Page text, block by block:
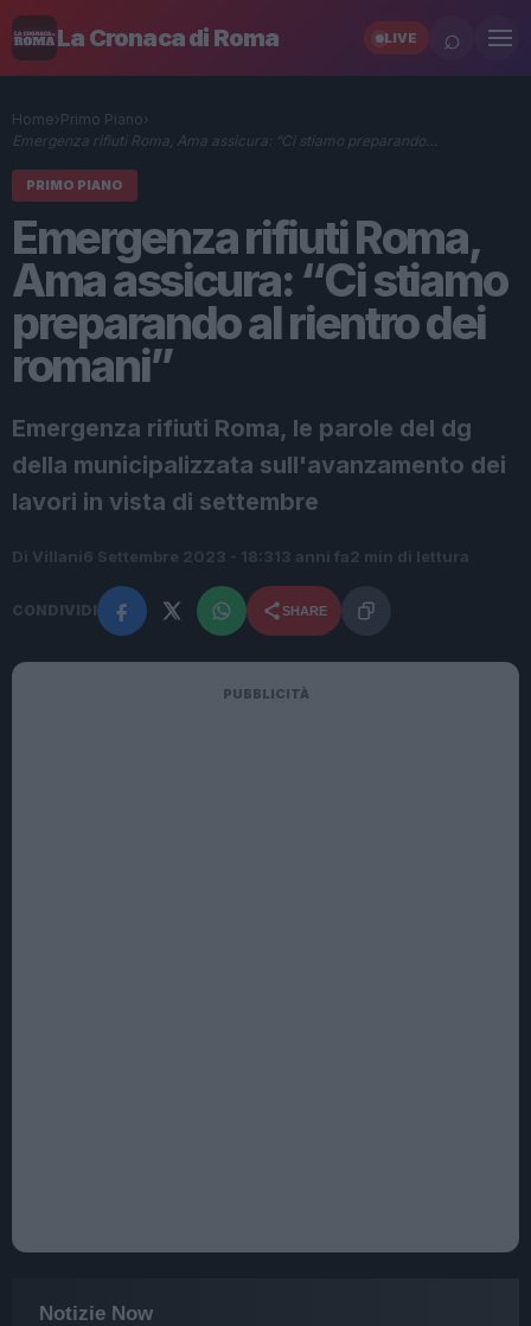
La Cronaca di Roma LIVE ⌕
Home› Primo Piano›
Emergenza rifiuti Roma, Ama assicura: “Ci stiamo preparando…
PRIMO PIANO
Emergenza rifiuti Roma,
Ama assicura: “Ci stiamo
preparando al rientro dei
romani”
Emergenza rifiuti Roma, le parole del dg
della municipalizzata sull'avanzamento dei
lavori in vista di settembre
Di Villani6 Settembre 2023 - 18:313 anni fa2 min di lettura
CONDIVIDI SHARE
PUBBLICITÀ